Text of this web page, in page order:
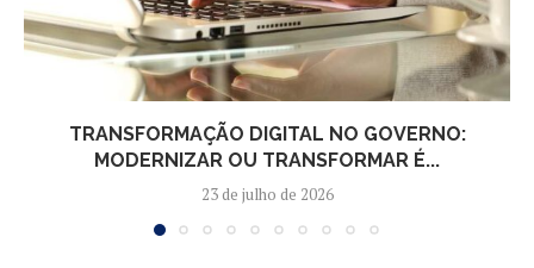
TRANSFORMAÇÃO DIGITAL NO GOVERNO:
MODERNIZAR OU TRANSFORMAR É...
23 de julho de 2026